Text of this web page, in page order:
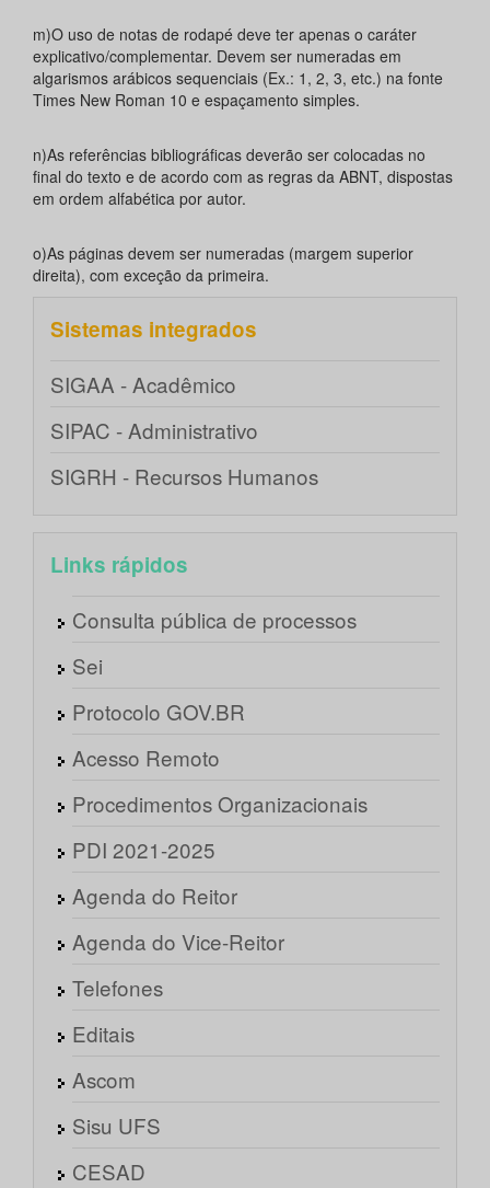
m)O uso de notas de rodapé deve ter apenas o caráter
explicativo/complementar. Devem ser numeradas em
algarismos arábicos sequenciais (Ex.: 1, 2, 3, etc.) na fonte
Times New Roman 10 e espaçamento simples.
n)As referências bibliográficas deverão ser colocadas no
final do texto e de acordo com as regras da ABNT, dispostas
em ordem alfabética por autor.
o)As páginas devem ser numeradas (margem superior
direita), com exceção da primeira.
Sistemas integrados
SIGAA - Acadêmico
SIPAC - Administrativo
SIGRH - Recursos Humanos
Links rápidos
Consulta pública de processos
Sei
Protocolo GOV.BR
Acesso Remoto
Procedimentos Organizacionais
PDI 2021-2025
Agenda do Reitor
Agenda do Vice-Reitor
Telefones
Editais
Ascom
Sisu UFS
CESAD